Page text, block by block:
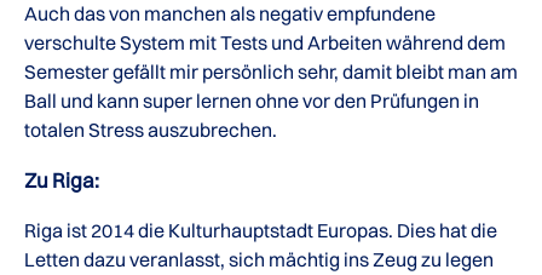
Auch das von manchen als negativ empfundene
verschulte System mit Tests und Arbeiten während dem
Semester gefällt mir persönlich sehr, damit bleibt man am
Ball und kann super lernen ohne vor den Prüfungen in
totalen Stress auszubrechen.
Zu Riga:
Riga ist 2014 die Kulturhauptstadt Europas. Dies hat die
Letten dazu veranlasst, sich mächtig ins Zeug zu legen